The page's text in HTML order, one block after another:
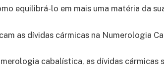
equilibrá-lo em mais uma matéria da
as dívidas cármicas na Numerologia
cabalística, as dívidas cármicas